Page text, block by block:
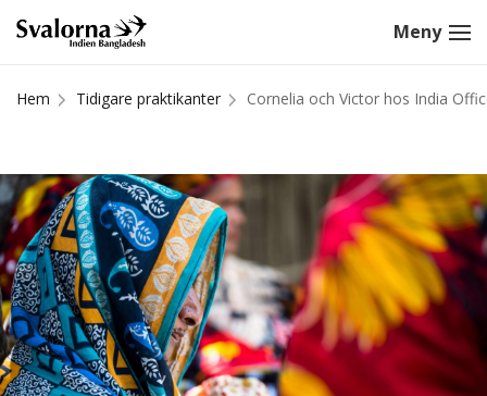
Hem Tidigare praktikanter Cornelia och Victor hos India